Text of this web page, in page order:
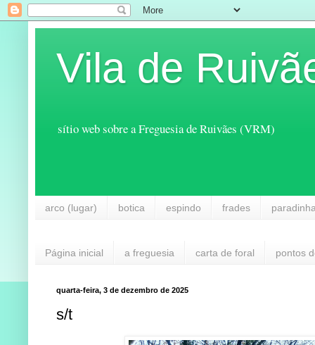
Vila de
sítio web sobre a Freguesia de Ruivães (VRM)
arco (lugar) botica espindo frades
Página inicial a freguesia carta de foral pontos
quarta-feira, 3 de dezembro de 2025
s/t